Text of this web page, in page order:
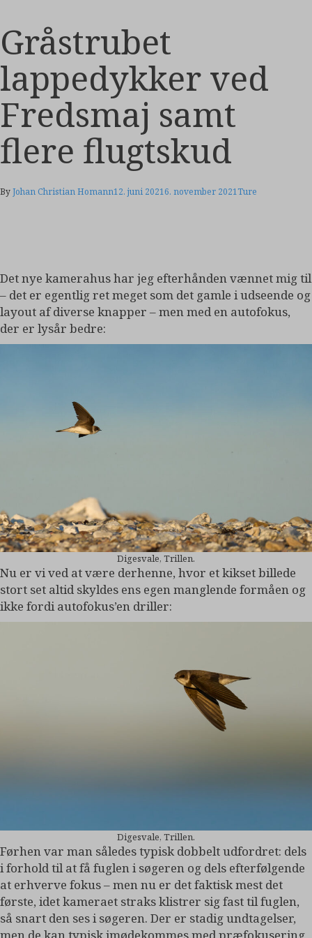
Gråstrubet
lappedykker ved
Fredsmaj samt
flere flugtskud
ByJohan Christian Homann12. juni 20216. november 2021Ture
Det nye kamerahus har jeg efterhånden vænnet mig til
– det er egentlig ret meget som det gamle i udseende og
layout af diverse knapper – men med en autofokus,
der er lysår bedre:
Digesvale, Trillen.
Nu er vi ved at være derhenne, hvor et kikset billede
stort set altid skyldes ens egen manglende formåen og
ikke fordi autofokus’en driller:
Digesvale, Trillen.
Førhen var man således typisk dobbelt udfordret: dels
i forhold til at få fuglen i søgeren og dels efterfølgende
at erhverve fokus – men nu er det faktisk mest det
første, idet kameraet straks klistrer sig fast til fuglen,
så snart den ses i søgeren. Der er stadig undtagelser,